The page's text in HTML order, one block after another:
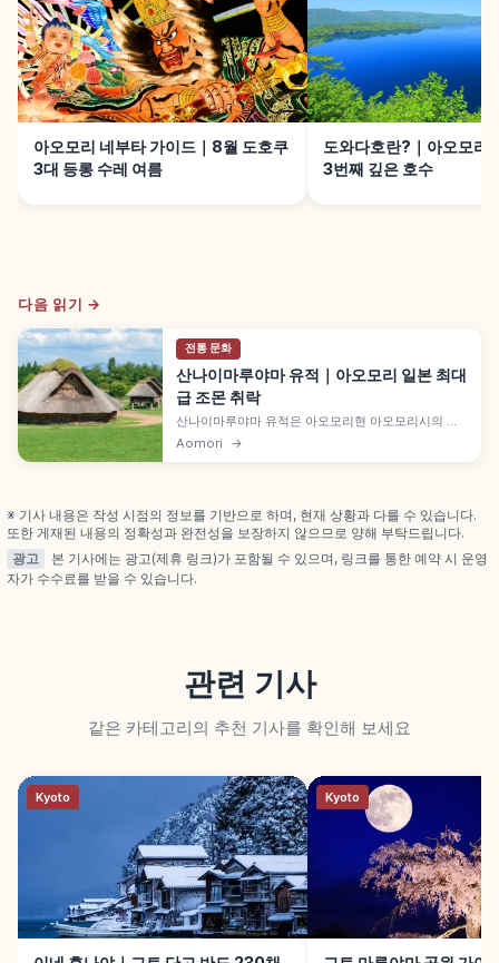
아오모리 네부타 가이드｜8월 도호쿠
3대 등롱 수레 여름
도와다호란?｜아오모리·
3번째 깊은 호수
다음 읽기 →
전통 문화
산나이마루야마 유적｜아오모리 일본 최대
급 조몬 취락
산나이마루야마 유적은 아오모리현 아오모리시의 일
본 최대급 조몬 시대 취락 유적으로, '홋카이도·북동북
Aomori →
※ 기사 내용은 작성 시점의 정보를 기반으로 하며, 현재 상황과 다를 수 있습니다.
또한 게재된 내용의 정확성과 완전성을 보장하지 않으므로 양해 부탁드립니다.
광고
본 기사에는 광고(제휴 링크)가 포함될 수 있으며, 링크를 통한 예약 시 운영
자가 수수료를 받을 수 있습니다.
관련 기사
같은 카테고리의 추천 기사를 확인해 보세요
Kyoto Kyoto